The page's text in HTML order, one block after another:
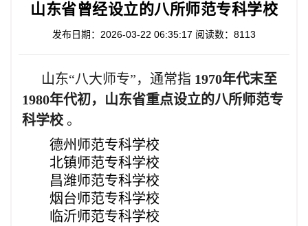
山东省曾经设立的八所师范专科学校
发布日期：2026-03-22 06:35:17 阅读数：8113
山东“八大师专”，通常指 1970年代末至
1980年代初，山东省重点设立的八所师范专
科学校 。
德州师范专科学校
北镇师范专科学校
昌潍师范专科学校
烟台师范专科学校
临沂师范专科学校